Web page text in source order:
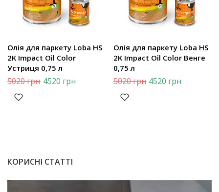
Олія для паркету Loba HS
2K Impact Oil Color
Устриця 0,75 л
5020грн 4520 грн
Олія для паркету Loba HS
2K Impact Oil Color Венге
0,75 л
5020грн 4520 грн
КОРИСНІ СТАТТІ